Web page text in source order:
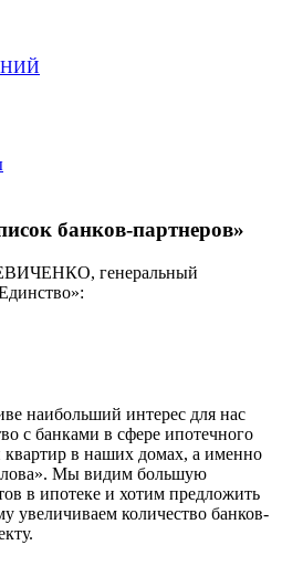
банков-партнеров»
генеральный
наибольший интерес для нас
с банками в сфере ипотечного
квартир в наших домах, а именно
Мы видим большую
в ипотеке и хотим предложить
увеличиваем количество банков-